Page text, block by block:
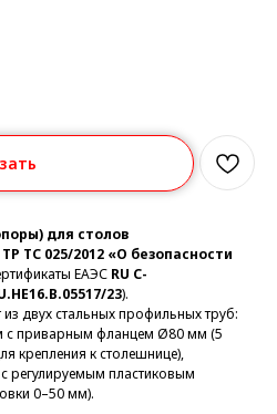
для столов
ТР ТС 025/2012 «О безопасности
ЕАЭС RU C-
23).
из двух стальных профильных труб:
приварным фланцем Ø80 мм (5
крепления к столешнице),
пластиковым
0–50 мм).